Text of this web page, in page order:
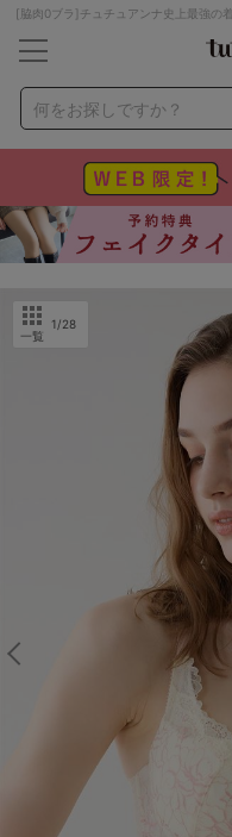
[脇肉0ブラ]チュチュアンナ史上最強の
何をお探しですか？
ナイトブラ ノンワイヤー
折り畳み
パジャマ ス
カテゴリから探す
マタニティ
サイズからブラを探す
A65
B65
一覧
1/28